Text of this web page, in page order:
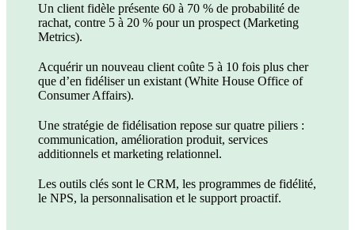
Un client fidèle présente 60 à 70 % de probabilité de
rachat, contre 5 à 20 % pour un prospect (Marketing
Metrics).
Acquérir un nouveau client coûte 5 à 10 fois plus cher
que d’en fidéliser un existant (White House Office of
Consumer Affairs).
Une stratégie de fidélisation repose sur quatre piliers :
communication, amélioration produit, services
additionnels et marketing relationnel.
Les outils clés sont le CRM, les programmes de fidélité,
le NPS, la personnalisation et le support proactif.